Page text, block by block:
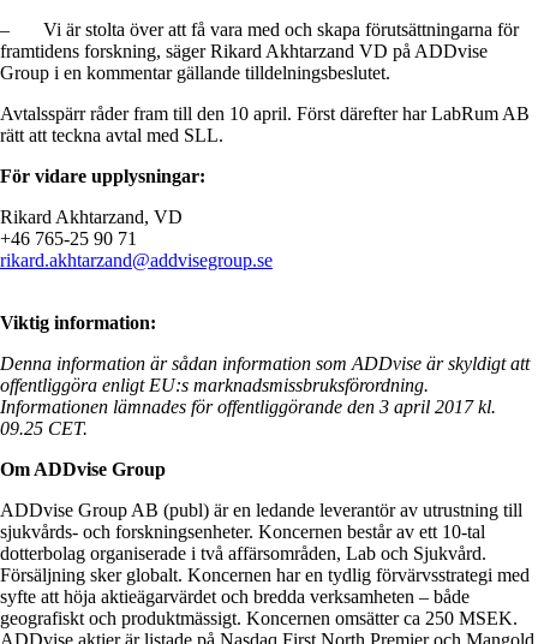
–
Vi är stolta över att få vara med och skapa förutsättningarna för
framtidens forskning, säger Rikard Akhtarzand VD på ADDvise
Group i en kommentar gällande tilldelningsbeslutet.
Avtalsspärr råder fram till den 10 april. Först därefter har LabRum AB
rätt att teckna avtal med SLL.
För vidare upplysningar:
Rikard Akhtarzand, VD
+46 765-25 90 71
rikard.akhtarzand@addvisegroup.se
Viktig information:
Denna information är sådan information som ADDvise är skyldigt att
offentliggöra enligt EU:s marknadsmissbruksförordning.
Informationen lämnades för offentliggörande den 3 april 2017 kl.
09.25 CET.
Om ADDvise Group
ADDvise Group AB (publ) är en ledande leverantör av utrustning till
sjukvårds- och forskningsenheter. Koncernen består av ett 10-tal
dotterbolag organiserade i två affärsområden, Lab och Sjukvård.
Försäljning sker globalt. Koncernen har en tydlig förvärvsstrategi med
syfte att höja aktieägarvärdet och bredda verksamheten – både
geografiskt och produktmässigt. Koncernen omsätter ca 250 MSEK.
ADDvise aktier är listade på Nasdaq First North Premier och Mangold